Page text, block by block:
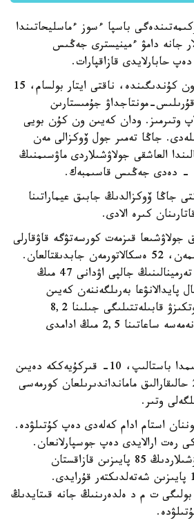
باسپا ءسوز ءماسليحاتىندا
جانە دامۋ ءمينيسترى جەڭىس
حابارلايدى قازاقپارات.
«مامىر ايىنىڭ ەكىنشى ون كۇندىگىندە، ناقتى ايتار بولسام، 15
مونتاجداۋ جۇمىستارىن
وتىرمىز. ودان كەيىن ون كۇن بويى
جاڭا تەمىر جول ۆوكزالى مەن
العاشقى جولاۋشىلاردى ماۋسىمنىڭ
- دەدى جەڭىس قاسىمبەك.
7- قاباتتى جاڭا ۆوكزالدىڭ جابىق عيماراتىنا
جۋىق جولاۋشىعا قىزمەت كورسەتۋگە قاۋقارلى
عيمارات 26 جەدەل ساتىمەن، 52 ەسكالاتورمەن جابدىقتالعان.
ال استانا اۋەجايى جاڭا تەرمينالىنىڭ جالپى اۋدانى 47 مىڭ
پايدالانۋعا بەرىلگەننەن كەيىن
اۋەجايدىڭ جولاۋشىلار وتكىزۋ قابىلەتتىلىگى جىلىنا 8,2
ميلليونعا دەيىن ارتادى نەمەسە ساعاتىنا 2,5 مىڭ ادامدى
بۇل نىساندار 10- ماۋسىمدا باستالىپ، 10- قىركۇيەككە دەيىن
سوزىلاتىن ەكسپو-2017 حالىقارالىق مامانداندىرىلعان كورمەسى
وتىر.
كورمەگە 2 ميلليوننان استام ادام كەلەدى دەپ كۇتىلۋدە.
رەت ارالايدى دەپ جوسپارلانعان.
جالپى كورمەنى تاماشالاۋشىلاردىڭ 85 پايىزىن قازاقستان
ازاماتتارى، ال قالعان 15 پايىزىن شەتەلدىكتەر قۇرايدى.
ت م د ەلدەرىنىڭ جانە قىتايدىڭ